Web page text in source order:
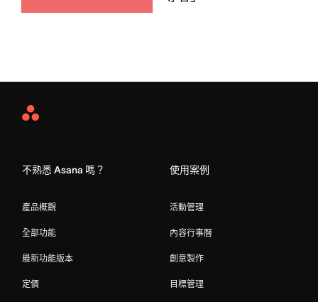
Asana
不熟悉 Asana 嗎？
產品概觀
全部功能
最新功能版本
定價
使用案例
活動管理
內容行事曆
創意製作
目標管理